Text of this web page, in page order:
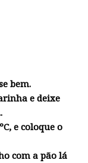
bem.
e deixe
e coloque o
com a pão lá